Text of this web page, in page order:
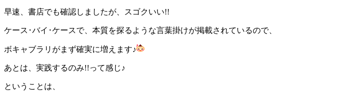
早速、書店でも確認しましたが、スゴクいい!!
ケース･バイ･ケースで、本質を探るような言葉掛けが掲載されているので、
ボキャブラリがまず確実に増えます♪
あとは、実践するのみ!!って感じ♪
ということは、